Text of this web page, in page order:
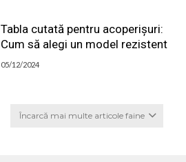
Tabla cutată pentru acoperișuri:
Cum să alegi un model rezistent
05/12/2024
Încarcă mai multe articole faine